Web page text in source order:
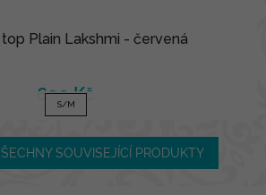
Plain Lakshmi - červená
690 Kč
S/M
SOUVISEJÍCÍ PRODUKTY